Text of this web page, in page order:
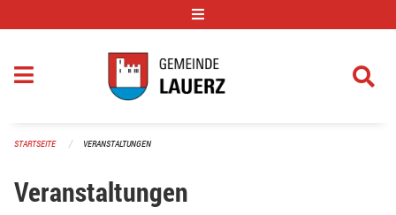
STARTSEITE VERANSTALTUNGEN
Veranstaltungen